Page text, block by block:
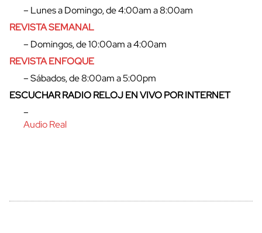
– Lunes a Domingo, de 4:00am a 8:00am
REVISTA SEMANAL
– Domingos, de 10:00am a 4:00am
REVISTA ENFOQUE
– Sábados, de 8:00am a 5:00pm
ESCUCHAR RADIO RELOJ EN VIVO POR INTERNET
–
Audio Real